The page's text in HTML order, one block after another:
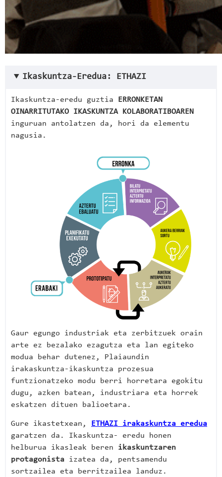
Ikaskuntza-Eredua: ETHAZI
Ikaskuntza-eredu guztia
ERRONKETAN
OINARRITUTAKO IKASKUNTZA KOLABORATIBOAREN
inguruan antolatzen da, hori da elementu
nagusia.
Gaur egungo industriak eta zerbitzuek orain
arte ez bezalako ezagutza eta lan egiteko
modua behar dutenez, Plaiaundin
irakaskuntza-ikaskuntza prozesua
funtzionatzeko modu berri horretara egokitu
dugu, azken batean, industriara eta horrek
eskatzen dituen balioetara.
Gure ikastetxean, ETHAZI irakaskuntza eredua
garatzen da. Ikaskuntza- eredu honen
helburua ikasleak beren ikaskuntzaren
protagonista izatea da, pentsamendu
sortzailea eta berritzailea landuz.